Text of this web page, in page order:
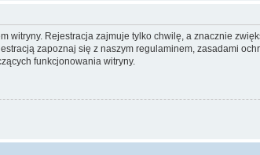
witryny. Rejestracja zajmuje tylko chwilę, a znacznie
zapoznaj się z naszym regulaminem, zasadami
funkcjonowania witryny.